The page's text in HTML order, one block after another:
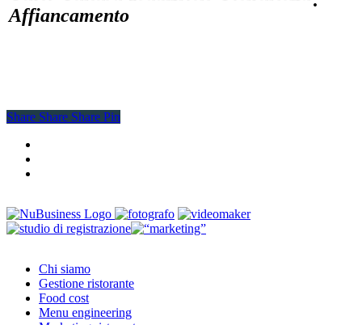
Affiancamento
·
Share
Share Share Share Pin
Close
Menu
Chi siamo
Gestione ristorante
Food cost
Menu engineering